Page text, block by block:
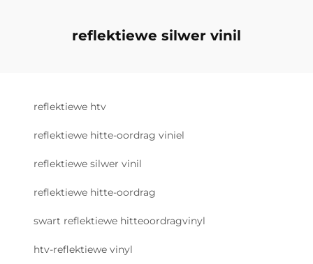
reflektiewe silwer vinil
reflektiewe htv
reflektiewe hitte-oordrag viniel
reflektiewe silwer vinil
reflektiewe hitte-oordrag
swart reflektiewe hitteoordragvinyl
htv-reflektiewe vinyl